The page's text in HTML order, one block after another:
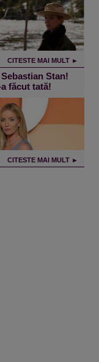
CITESTE MAI MULT ►
Stan!
făcut tată!
CITESTE MAI MULT ►